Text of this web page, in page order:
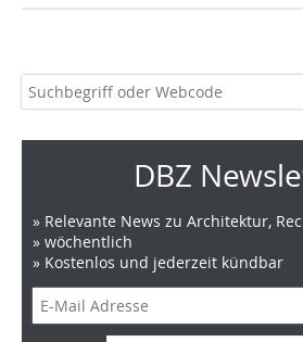
DBZ
» Relevante News zu Architektur,
» wöchentlich
» Kostenlos und jederzeit kündbar